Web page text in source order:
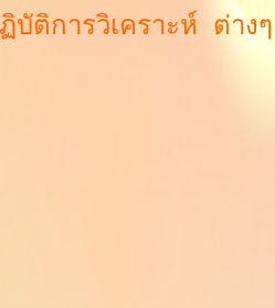
บัติการวิเคราะห์ ต่างๆ